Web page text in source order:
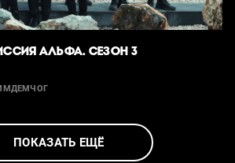
АЛЬФА. СЕЗОН 3
ПОКАЗАТЬ ЕЩЁ